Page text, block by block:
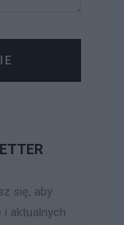
się, aby
aktualnych